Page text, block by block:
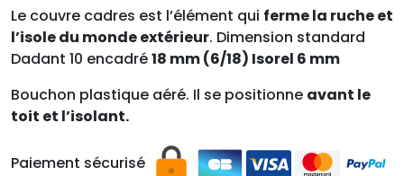
n client
Le couvre cadres est l’élément qui ferme la ruche et
l’isole du monde extérieur. Dimension standard
Dadant 10 encadré18 mm (6/18) Isorel 6 mm
Bouchon plastique aéré. Il se positionne avant le
toit et l’isolant.
Paiement sécurisé